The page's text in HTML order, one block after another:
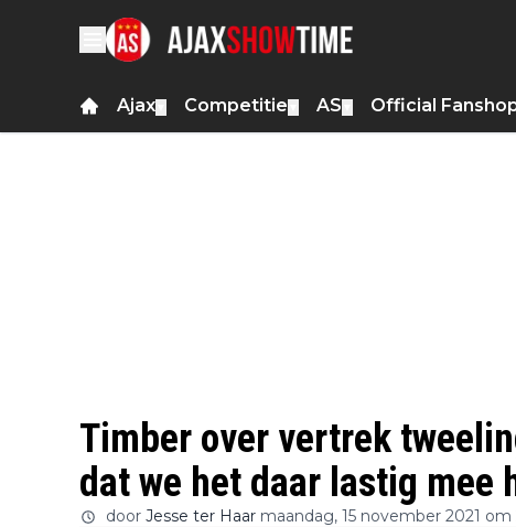
Ajax Competitie AS Official
Timber over vertrek
dat we het daar lastig mee
door Jesse ter Haar maandag, 15 november 2021 om